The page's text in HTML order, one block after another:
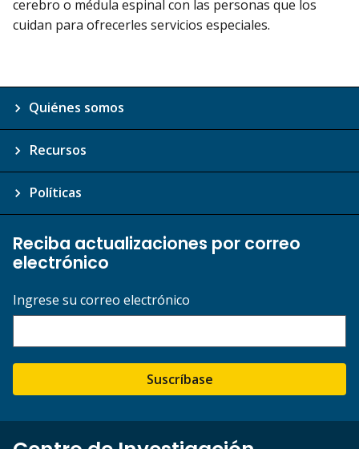
cerebro o médula espinal con las personas que los
cuidan para ofrecerles servicios especiales.
Quiénes somos
Recursos
Políticas
Reciba actualizaciones por correo
electrónico
Ingrese su correo electrónico
Suscríbase